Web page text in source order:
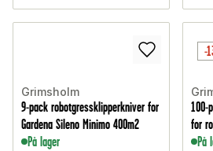
Grimsholm
9-pack robotgressklipperkniver for
Gardena Sileno Minimo 400m2
På lager
-
100-
for
På